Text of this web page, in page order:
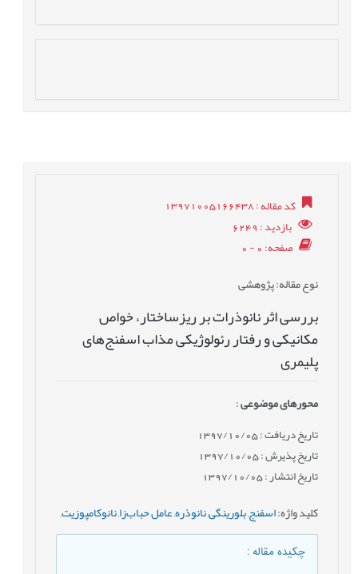
کد مقاله: 13971005166438
بازدید: 6249
صفحه: 0 - 0
نوع مقاله: پژوهشی
بررسی اثر نانوذرات بر ریزساختار، خواص
مکانیکی و رفتار رئولوژیکی مذاب اسفنج‌های
پلیمری
محورهای موضوعی:
تاریخ دریافت : 1397/10/05
تاریخ پذیرش : 1397/10/05
تاریخ انتشار : 1397/10/05
کلید واژه:اسفنج,بلورینگی,نانوذره,عامل حباب‌زا,نانوکامپوزیت,
چکیده مقاله: